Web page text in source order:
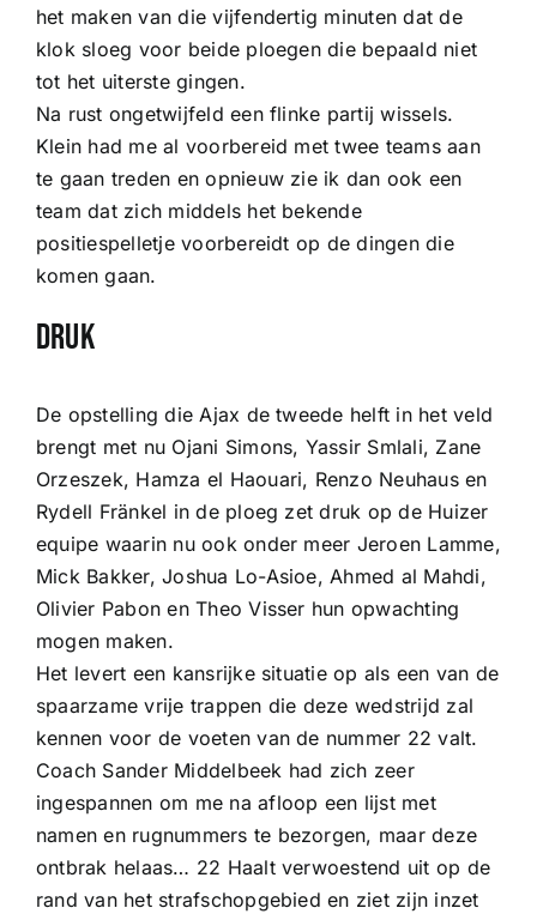
het maken van die vijfendertig minuten dat de
klok sloeg voor beide ploegen die bepaald niet
tot het uiterste gingen.
Na rust ongetwijfeld een flinke partij wissels.
Klein had me al voorbereid met twee teams aan
te gaan treden en opnieuw zie ik dan ook een
team dat zich middels het bekende
positiespelletje voorbereidt op de dingen die
komen gaan.
Druk
De opstelling die Ajax de tweede helft in het veld
brengt met nu Ojani Simons, Yassir Smlali, Zane
Orzeszek, Hamza el Haouari, Renzo Neuhaus en
Rydell Fränkel in de ploeg zet druk op de Huizer
equipe waarin nu ook onder meer Jeroen Lamme,
Mick Bakker, Joshua Lo-Asioe, Ahmed al Mahdi,
Olivier Pabon en Theo Visser hun opwachting
mogen maken.
Het levert een kansrijke situatie op als een van de
spaarzame vrije trappen die deze wedstrijd zal
kennen voor de voeten van de nummer 22 valt.
Coach Sander Middelbeek had zich zeer
ingespannen om me na afloop een lijst met
namen en rugnummers te bezorgen, maar deze
ontbrak helaas… 22 Haalt verwoestend uit op de
rand van het strafschopgebied en ziet zijn inzet